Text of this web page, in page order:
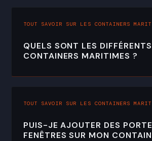
TOUT SAVOIR SUR LES CONTAINERS
QUELS SONT LES
CONTAINERS MARITIMES ?
TOUT SAVOIR SUR LES CONTAINERS
PUIS-JE AJOUTER DES
FENÊTRES SUR MON